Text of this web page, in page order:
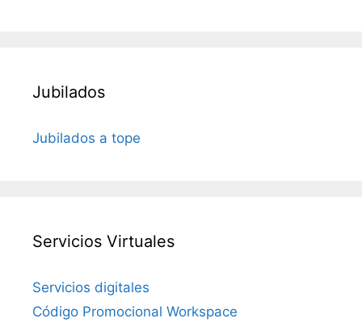
Jubilados
Jubilados a tope
Servicios Virtuales
Servicios digitales
Código Promocional Workspace